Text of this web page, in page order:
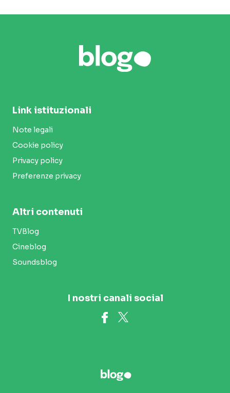
Link istituzionali
Note legali
Cookie policy
Privacy policy
Preferenze privacy
Altri contenuti
TVBlog
Cineblog
Soundsblog
I nostri canali social